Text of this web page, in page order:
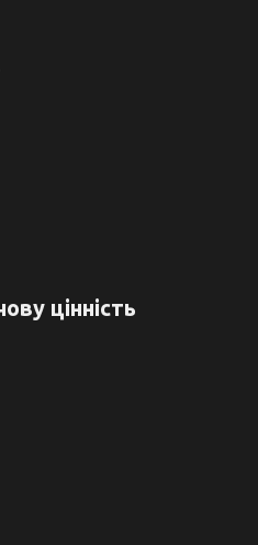
цінність